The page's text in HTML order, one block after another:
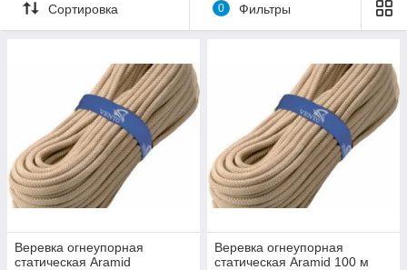
Сортировка 0 Фильтры
Веревка огнеупорная
статическая Aramid
Веревка огнеупорная
статическая Aramid 100 м